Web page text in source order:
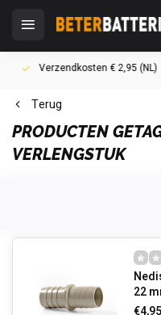
Verzendkosten € 2,95 (NL)
Terug
PRODUCTEN
VERLENGSTUK
22
€4,95